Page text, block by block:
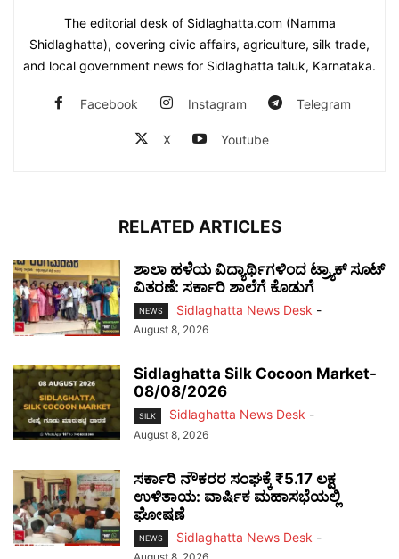
The editorial desk of Sidlaghatta.com (Namma
Shidlaghatta), covering civic affairs, agriculture, silk trade,
and local government news for Sidlaghatta taluk, Karnataka.
Facebook Instagram Telegram
X Youtube
RELATED ARTICLES
ಶಾಲಾ ಹಳೆಯ ವಿದ್ಯಾರ್ಥಿಗಳಿಂದ ಟ್ರ್ಯಾಕ್‌ ಸೂಟ್
ವಿತರಣೆ: ಸರ್ಕಾರಿ ಶಾಲೆಗೆ ಕೊಡುಗೆ
NEWS Sidlaghatta News Desk -
August 8, 2026
Sidlaghatta Silk Cocoon Market-
08/08/2026
SILK Sidlaghatta News Desk -
August 8, 2026
ಸರ್ಕಾರಿ ನೌಕರರ ಸಂಘಕ್ಕೆ ₹5.17 ಲಕ್ಷ
ಉಳಿತಾಯ: ವಾರ್ಷಿಕ ಮಹಾಸಭೆಯಲ್ಲಿ
ಘೋಷಣೆ
NEWS Sidlaghatta News Desk -